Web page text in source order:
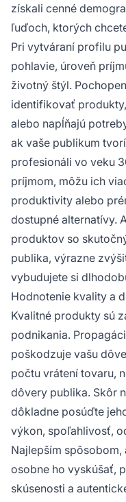
získali cenné
ľuďoch, ktorých
Pri vytváraní profilu
pohlavie, úroveň
životný štýl.
identifikovať
alebo napĺňajú
ak vaše publikum
profesionáli vo veku
príjmom, môžu ich
produktivity alebo
dostupné alternatívy.
produktov so
publika, výrazne
vybudujete si
Hodnotenie kvality a
Kvalitné produkty sú
podnikania.
poškodzuje vašu
počtu vrátení tovaru,
dôvery publika. Skôr
dôkladne posúďte
výkon, spoľahlivosť,
Najlepším
osobne ho vyskúšať,
skúsenosti a